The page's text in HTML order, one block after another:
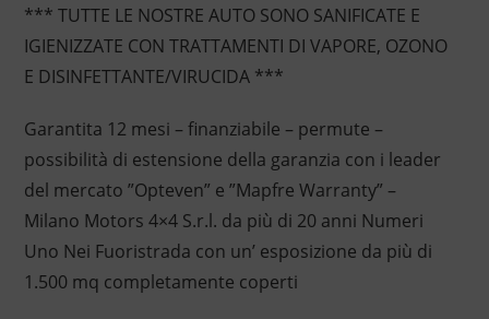
*** TUTTE LE NOSTRE AUTO SONO SANIFICATE E
IGIENIZZATE CON TRATTAMENTI DI VAPORE, OZONO
E DISINFETTANTE/VIRUCIDA ***
Garantita 12 mesi – finanziabile – permute –
possibilità di estensione della garanzia con i leader
del mercato ”Opteven” e ”Mapfre Warranty” –
Milano Motors 4×4 S.r.l. da più di 20 anni Numeri
Uno Nei Fuoristrada con un’ esposizione da più di
1.500 mq completamente coperti